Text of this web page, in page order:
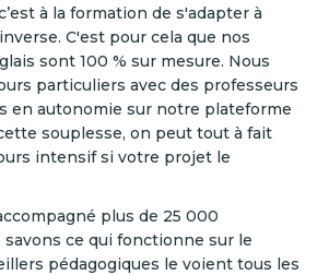
à la formation de s'adapter à
C'est pour cela que nos
sont 100 % sur mesure. Nous
particuliers avec des professeurs
en autonomie sur notre plateforme
souplesse, on peut tout à fait
intensif si votre projet le
plus de 25 000
ce qui fonctionne sur le
pédagogiques le voient tous les